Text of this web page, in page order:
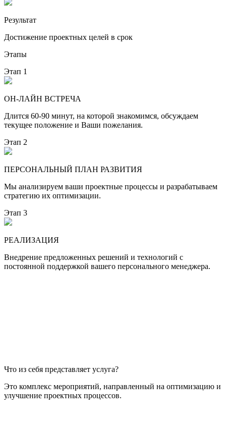
Результат
Достижение проектных целей в срок
Этапы
Этап 1
ОН-ЛАЙН ВСТРЕЧА
Длится 60-90 минут, на которой знакомимся, обсуждаем
текущее положение и Ваши пожелания.
Этап 2
ПЕРСОНАЛЬНЫЙ ПЛАН РАЗВИТИЯ
Мы анализируем ваши проектные процессы и разрабатываем
стратегию их оптимизации.
Этап 3
РЕАЛИЗАЦИЯ
Внедрение предложенных решений и технологий с
постоянной поддержкой вашего персонального менеджера.
Что из себя представляет услуга?
Это комплекс мероприятий, направленный на оптимизацию и
улучшение проектных процессов.